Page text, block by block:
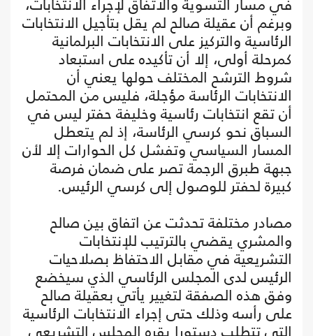
وبرغم أن عقيلة صالح لم يقل بتأجيل الانتخابات
الرئاسية والتركيز على الانتخابات البرلمانية
كمرحلة أولى، إلا أن تأكيده على استبعاد
شروط الترشح المختلف حولها يعني أن
الانتخابات الرئاسة مؤجلة، فليس من المحتمل
أن تقع انتخابات رئاسية وخليفة حفتر ليس في
السباق نحو كرسي الرئاسة، إذ لم يتعطل
المسار السياسي وتفشل كل الحوارات إلا لأن
جبهة طبرق الرجمة تصر على ضمان فرصة
كبيرة لحفتر للوصول إلى كرسي الرئيس.
مصادر مختلفة تحدثت عن اتفاق بين صالح
والمشري يقضي بالترتيب للإنتخابات
التشريعية في مقابل الاحتفاظ بصلاحيات
الرئيس لدى المجلس الرئاسي الذي سيخضع
وفق هذه الصفقة لتغيير يأتي بعقيلة صالح
على رأسه وذلك حتى إجراء الانتخابات الرئاسية